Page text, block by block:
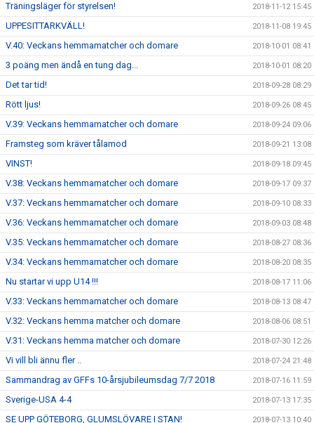
Träningsläger för styrelsen! 2018-11-12 15:45
UPPESITTARKVÄLL! 2018-11-08 19:45
V.40: Veckans hemmamatcher och domare 2018-10-01 08:41
3 poäng men ändå en tung dag... 2018-10-01 08:20
Det tar tid! 2018-09-28 08:29
Rött ljus! 2018-09-26 08:45
V.39: Veckans hemmamatcher och domare 2018-09-24 09:06
Framsteg som kräver tålamod 2018-09-21 13:08
VINST! 2018-09-18 09:45
V.38: Veckans hemmamatcher och domare 2018-09-17 09:37
V.37: Veckans hemmamatcher och domare 2018-09-10 08:33
V.36: Veckans hemmamatcher och domare 2018-09-03 08:48
V.35: Veckans hemmamatcher och domare 2018-08-27 08:36
V.34: Veckans hemmamatcher och domare 2018-08-20 08:35
Nu startar vi upp U14 !!! 2018-08-17 11:06
V.33: Veckans hemmamatcher och domare 2018-08-13 08:47
V.32: Veckans hemma matcher och domare 2018-08-06 08:51
V.31: Veckans hemma matcher och domare 2018-07-30 12:26
Vi vill bli ännu fler .. 2018-07-24 21:48
Sammandrag av GFFs 10-årsjubileumsdag 7/7 2018 2018-07-16 11:59
Sverige-USA 4-4 2018-07-13 17:35
SE UPP GÖTEBORG, GLUMSLÖVARE I STAN! 2018-07-13 10:40